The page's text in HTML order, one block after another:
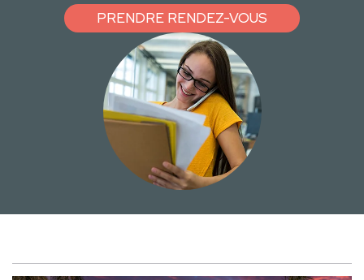
PRENDRE RENDEZ-VOUS